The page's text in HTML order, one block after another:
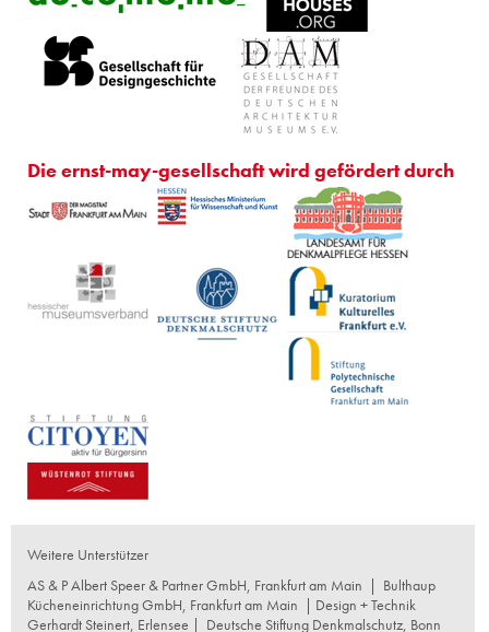
Die ernst-may-gesellschaft wird gefördert durch
Weitere Unterstützer
AS & P Albert Speer & Partner GmbH, Frankfurt am Main | Bulthaup
Kücheneinrichtung GmbH, Frankfurt am Main | Design + Technik
Gerhardt Steinert, Erlensee | Deutsche Stiftung Denkmalschutz, Bonn